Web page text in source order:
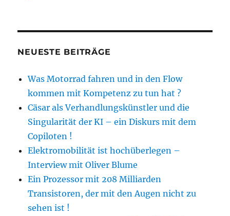
NEUESTE BEITRÄGE
Was Motorrad fahren und in den Flow
kommen mit Kompetenz zu tun hat ?
Cäsar als Verhandlungskünstler und die
Singularität der KI – ein Diskurs mit dem
Copiloten !
Elektromobilität ist hochüberlegen –
Interview mit Oliver Blume
Ein Prozessor mit 208 Milliarden
Transistoren, der mit den Augen nicht zu
sehen ist !